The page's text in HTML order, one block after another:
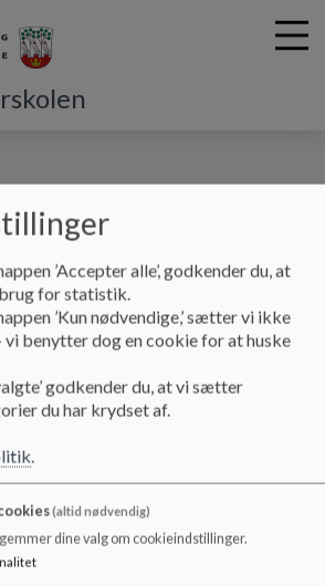
Ny Hollænder
Ny Hollænder
i Karens Garage på Hortensiavej 1-
’Accepter alle’, godkender du, at
for statistik.
’Kun nødvendige,’ sætter vi ikke
benytter dog en cookie for at huske
godkender du, at vi sætter
du har krydset af.
.
(altid nødvendig)
dine valg om cookieindstillinger.